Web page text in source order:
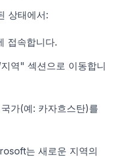
상태에서:
접속합니다.
역" 섹션으로 이동합니
가(예: 카자흐스탄)를
는 새로운 지역의